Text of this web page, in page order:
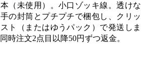
（未使用）。小口ゾッキ線。透けな
の封筒とプチプチで梱包し、クリッ
ト（またはゆうパック）で発送しま
時注文2点目以降50円ずつ返金。